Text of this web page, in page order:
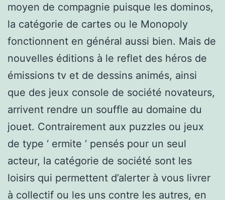
moyen de compagnie puisque les dominos,
la catégorie de cartes ou le Monopoly
fonctionnent en général aussi bien. Mais de
nouvelles éditions à le reflet des héros de
émissions tv et de dessins animés, ainsi
que des jeux console de société novateurs,
arrivent rendre un souffle au domaine du
jouet. Contrairement aux puzzles ou jeux
de type ‘ ermite ‘ pensés pour un seul
acteur, la catégorie de société sont les
loisirs qui permettent d’alerter à vous livrer
à collectif ou les uns contre les autres, en